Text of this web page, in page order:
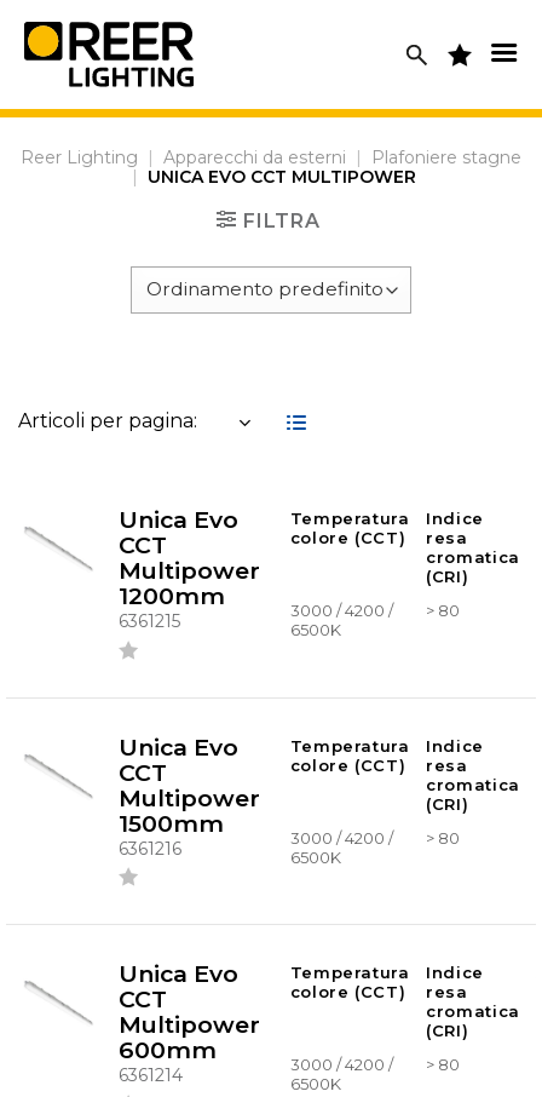
content
Reer Lighting | Apparecchi da esterni |
Plafoniere stagne
|
UNICA EVO CCT MULTIPOWER
FILTRA
Articoli per pagina:
Unica Evo
CCT
Multipower
1200mm
6361215
Temperatura
colore (CCT)
Indice
resa
cromatica
(CRI)
3000 / 4200 /
6500K
> 80
Unica Evo
CCT
Multipower
1500mm
6361216
Temperatura
colore (CCT)
Indice
resa
cromatica
(CRI)
3000 / 4200 /
6500K
> 80
Unica Evo
CCT
Multipower
600mm
6361214
Temperatura
colore (CCT)
Indice
resa
cromatica
(CRI)
3000 / 4200 /
6500K
> 80